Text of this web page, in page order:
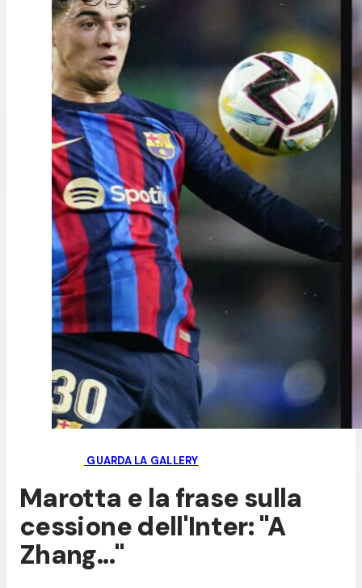
GUARDA LA GALLERY
Marotta e la frase sulla
cessione dell'Inter: "A
Zhang..."